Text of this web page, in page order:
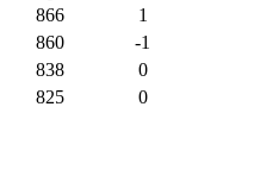
866
1
860
-1
838
0
825 0